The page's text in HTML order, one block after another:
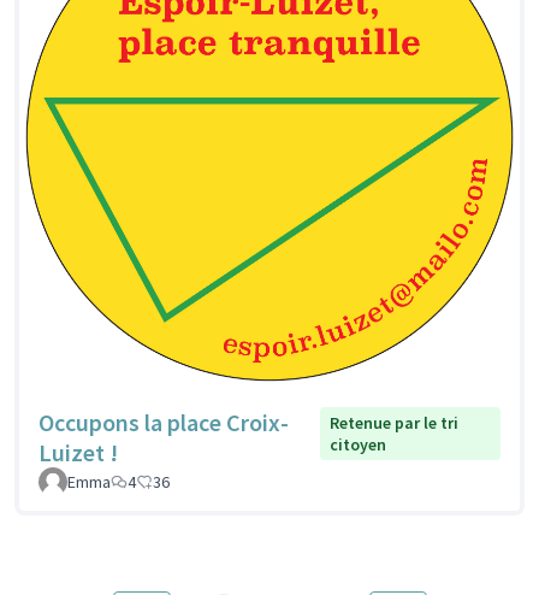
Occupons la place Croix-
Luizet !
Retenue par le tri
citoyen
Emma
4 36